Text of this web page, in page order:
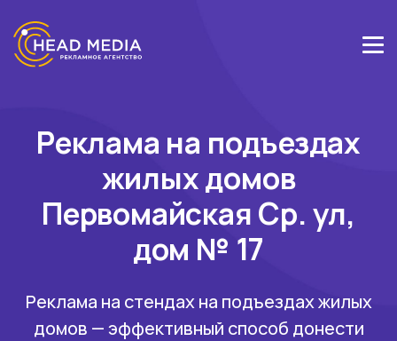
Реклама на подъездах
жилых домов
Первомайская Ср. ул,
дом № 17
Реклама на стендах на подъездах жилых
домов — эффективный способ донести